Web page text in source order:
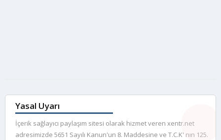
Yasal Uyarı
İçerik sağlayıcı paylaşım sitesi olarak hizmet veren xentr.net
adresimizde 5651 Sayılı Kanun'un 8. Maddesine ve T.C.K' nın 125.